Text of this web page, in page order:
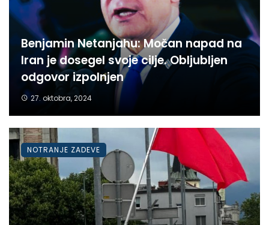
Benjamin Netanjahu: Močan napad na
Iran je dosegel svoje cilje. Obljubljen
odgovor izpolnjen
27. oktobra, 2024
NOTRANJE ZADEVE